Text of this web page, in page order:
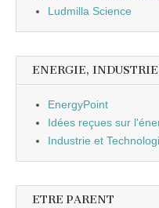
Ludmilla Science
ENERGIE,
EnergyPoint
Idées reçues sur
Industrie et
ETRE PARENT